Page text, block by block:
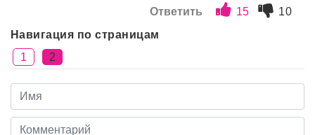
Ответить 15
10
Навигация по страницам
1
2